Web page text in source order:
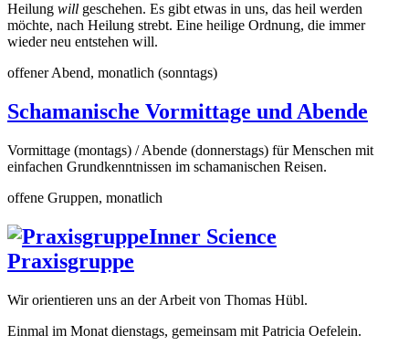
Heilung will geschehen. Es gibt etwas in uns, das heil werden
möchte, nach Heilung strebt. Eine heilige Ordnung, die immer
wieder neu entstehen will.
offener Abend, monatlich (sonntags)
Schamanische Vormittage und Abende
Vormittage (montags) / Abende (donnerstags) für Menschen mit
einfachen Grundkenntnissen im schamanischen Reisen.
offene Gruppen, monatlich
Inner Science
Praxisgruppe
Wir orientieren uns an der Arbeit von Thomas Hübl.
Einmal im Monat dienstags, gemeinsam mit Patricia Oefelein.